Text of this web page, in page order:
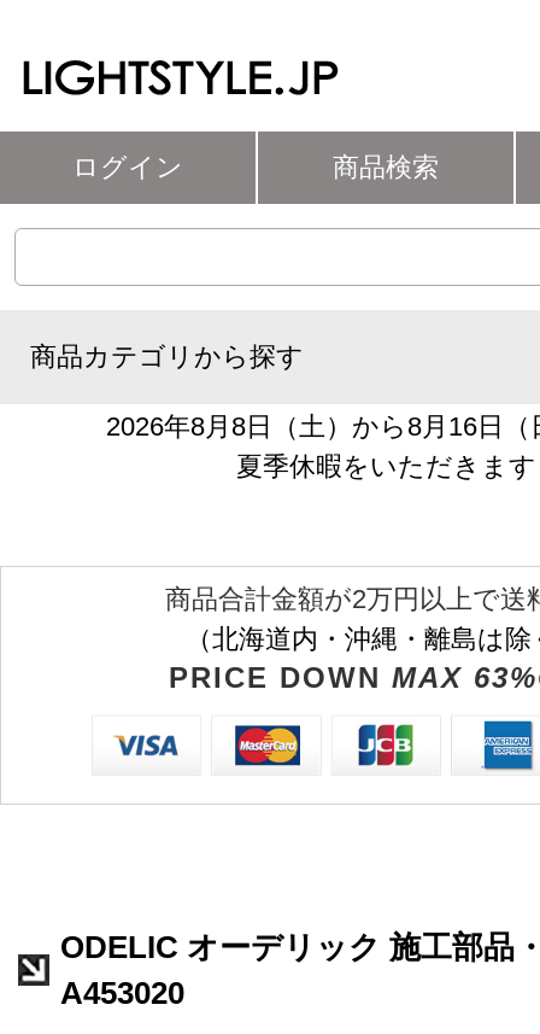
ログイン 商品検索
商品カテゴリから探す
2026年8月8日（土）から8月16日
夏季休暇をいただきます
商品合計金額が2万円以上で送
（北海道内・沖縄・離島は
PRICE DOWN MAX
ODELIC オーデリック 施工部品
A453020